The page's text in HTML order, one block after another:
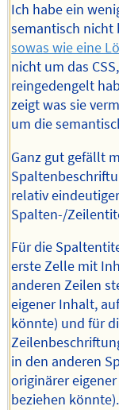
Ich habe ein
semantisch nicht
sowas wie eine
nicht um das
reingedengelt
zeigt was sie
um die
Ganz gut gefällt
relativ
Spalten-/
Für die
erste Zelle mit
anderen Zeilen
eigener Inhalt,
könnte) und für
in den anderen
originärer
beziehen könnte).